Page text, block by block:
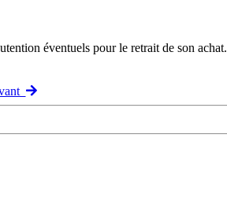
éventuels pour le retrait de son achat.